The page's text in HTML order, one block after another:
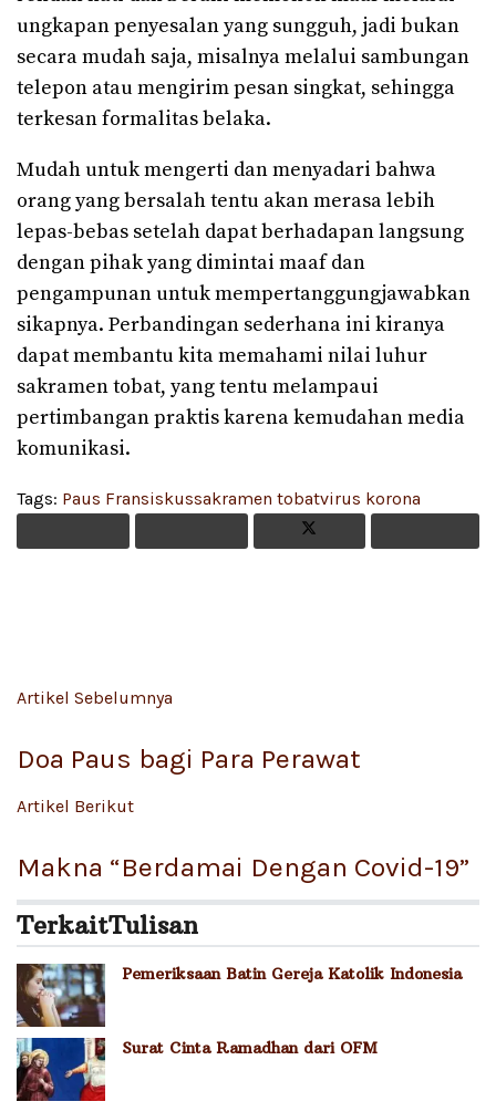
ungkapan penyesalan yang sungguh, jadi bukan
secara mudah saja, misalnya melalui sambungan
telepon atau mengirim pesan singkat, sehingga
terkesan formalitas belaka.
Mudah untuk mengerti dan menyadari bahwa
orang yang bersalah tentu akan merasa lebih
lepas-bebas setelah dapat berhadapan langsung
dengan pihak yang dimintai maaf dan
pengampunan untuk mempertanggungjawabkan
sikapnya. Perbandingan sederhana ini kiranya
dapat membantu kita memahami nilai luhur
sakramen tobat, yang tentu melampaui
pertimbangan praktis karena kemudahan media
komunikasi.
Tags: Paus Fransiskussakramen tobatvirus korona
Artikel Sebelumnya
Doa Paus bagi Para Perawat
Artikel Berikut
Makna “Berdamai Dengan Covid-19”
TerkaitTulisan
Pemeriksaan Batin Gereja Katolik Indonesia
Surat Cinta Ramadhan dari OFM